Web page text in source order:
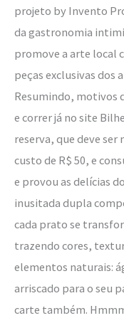
projeto by Invento
da gastronomia
promove a arte local
peças exclusivas dos
Resumindo, motivos
e correr já no site
reserva, que deve ser
custo de R$ 50, e
e provou as delícias
inusitada dupla
cada prato se
trazendo cores,
elementos naturais:
arriscado para o seu
carte também.